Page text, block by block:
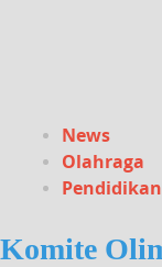
News
Olahraga
Pendidikan
Komite